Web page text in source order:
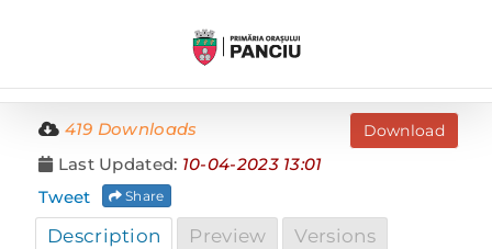
Download
419 Downloads
Last Updated: 10-04-2023 13:01
Share
Tweet
Description Preview Versions